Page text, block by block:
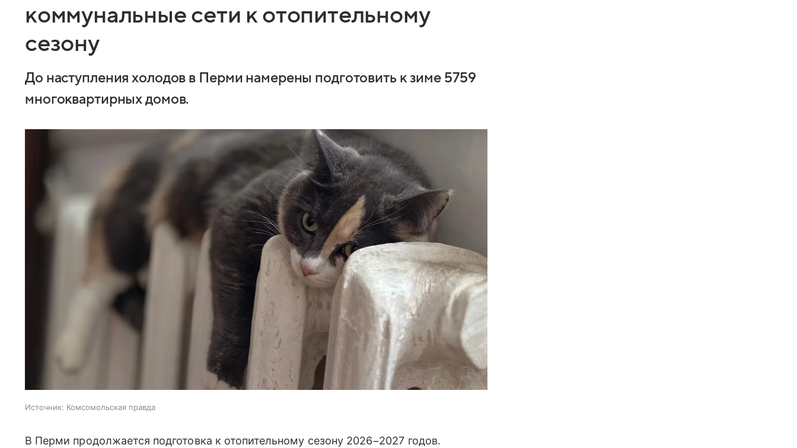
коммунальные сети к отопительному
сезону
До наступления холодов в Перми намерены подготовить к зиме 5759
многоквартирных домов.
Источник: Комсомольская правда
В Перми продолжается подготовка к отопительному сезону 2026−2027 годов.